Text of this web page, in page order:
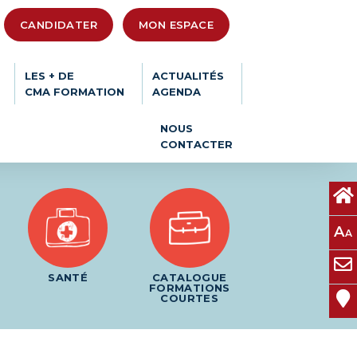
CANDIDATER MON ESPACE
LES + DE
CMA FORMATION
ACTUALITÉS
AGENDA
NOUS
CONTACTER
SANTÉ
CATALOGUE
FORMATIONS
COURTES
AA